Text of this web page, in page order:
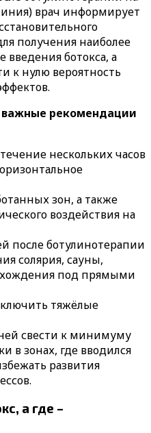
врач информирует
получения наиболее
введения ботокса, а
к нулю вероятность
рекомендации
нескольких часов
зон, а также
воздействия на
после ботулинотерапии
солярия, сауны,
под прямыми
тяжёлые
свести к минимуму
в зонах, где вводился
развития
а где –